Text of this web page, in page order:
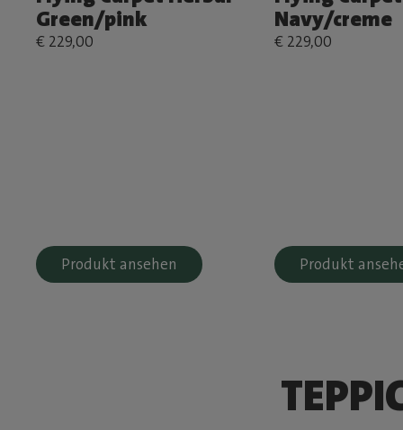
Green/pink
€ 229,00
Produkt ansehen
Navy/creme
€ 229,00
Produkt